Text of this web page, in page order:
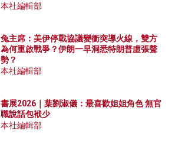
本社編輯部
兔主席：美伊停戰協議變衝突導火線，雙方
為何重啟戰爭？伊朗一早洞悉特朗普虛張聲
勢？
本社編輯部
書展2026｜葉劉淑儀：最喜歡姐姐角色 無官
職說話包袱少
本社編輯部